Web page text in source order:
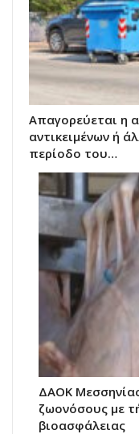
Απαγορεύεται η
αντικειμένων ή
περίοδο του…
ΔΑΟΚ
ζωονόσους με
βιοασφάλειας